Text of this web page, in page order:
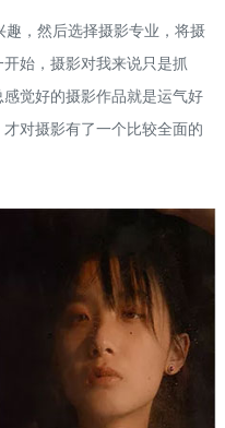
趣，然后选择摄影专业，将摄
始，摄影对我来说只是抓
觉好的摄影作品就是运气好
对摄影有了一个比较全面的